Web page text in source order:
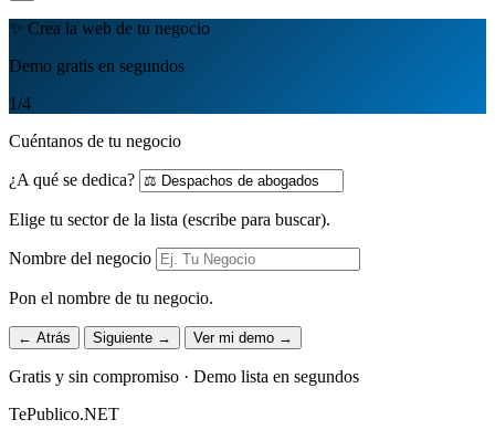
✨ Crea la web de tu negocio
Demo gratis en segundos
1/4
Cuéntanos de tu negocio
¿A qué se dedica?
Elige tu sector de la lista (escribe para buscar).
Nombre del negocio
Pon el nombre de tu negocio.
← Atrás Siguiente → Ver mi demo →
Gratis y sin compromiso · Demo lista en segundos
TePublico.NET